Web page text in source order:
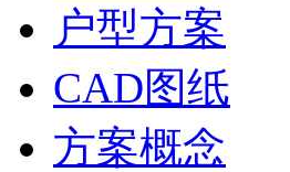
户型方案
CAD图纸
方案概念